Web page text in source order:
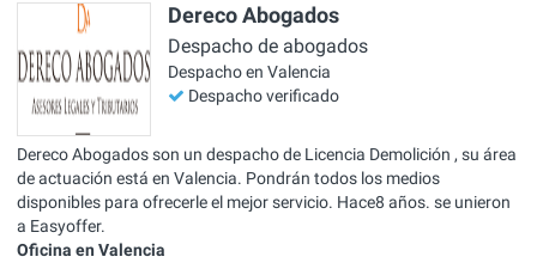
Dereco Abogados
Despacho de abogados
Despacho en Valencia
Despacho verificado
Dereco Abogados son un despacho de Licencia Demolición , su área
de actuación está en Valencia. Pondrán todos los medios
disponibles para ofrecerle el mejor servicio. Hace8 años. se unieron
a Easyoffer.
Oficina en Valencia